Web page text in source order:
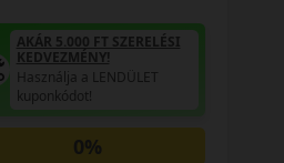
AKÁR 5.000 FT SZERELÉSI
KEDVEZMÉNY!
Használja a LENDÜLET
kuponkódot!
0%